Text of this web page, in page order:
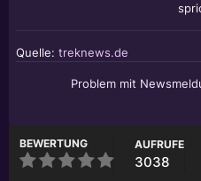
Quelle: treknews.de
Problem mit
BEWERTUNG AUFRUFE
3038